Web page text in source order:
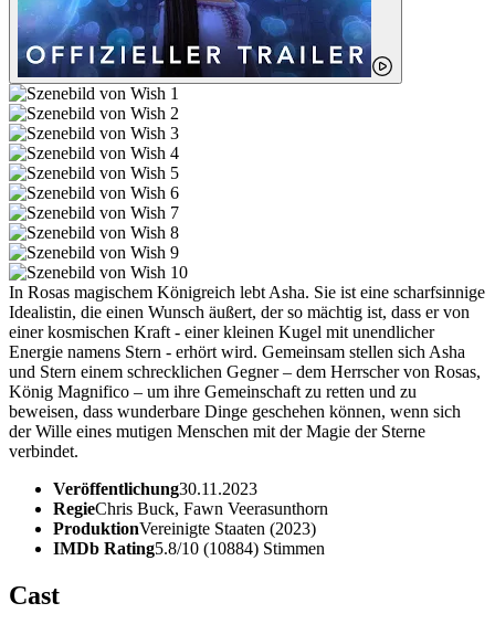
In Rosas magischem Königreich lebt Asha. Sie ist eine scharfsinnige
Idealistin, die einen Wunsch äußert, der so mächtig ist, dass er von
einer kosmischen Kraft - einer kleinen Kugel mit unendlicher
Energie namens Stern - erhört wird. Gemeinsam stellen sich Asha
und Stern einem schrecklichen Gegner – dem Herrscher von Rosas,
König Magnifico – um ihre Gemeinschaft zu retten und zu
beweisen, dass wunderbare Dinge geschehen können, wenn sich
der Wille eines mutigen Menschen mit der Magie der Sterne
verbindet.
Veröffentlichung30.11.2023
RegieChris Buck, Fawn Veerasunthorn
ProduktionVereinigte Staaten (2023)
IMDb Rating5.8/10 (10884) Stimmen
Cast